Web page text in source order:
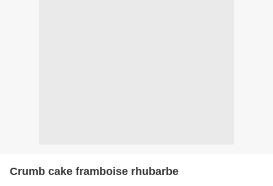
Crumb cake framboise rhubarbe